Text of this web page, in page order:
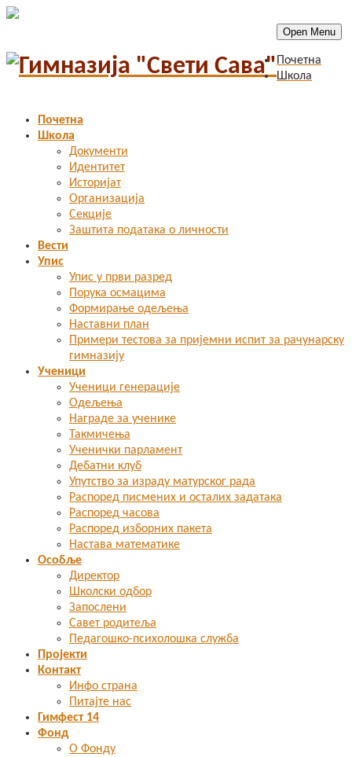
Почетна
Школа
Документи
Идентитет
Историјат
Организација
Секције
Заштита података о личности
Вести
Упис
Упис у први разред
Порука осмацима
Формирање одељења
Наставни план
Примери тестова за пријемни испит за рачунарску
гимназију
Ученици
Ученици генерације
Одељења
Награде за ученике
Такмичења
Ученички парламент
Дебатни клуб
Упутство за израду матурског рада
Распоред писмених и осталих задатака
Распоред часова
Распоред изборних пакета
Настава математике
Особље
Директор
Школски одбор
Запослени
Савет родитеља
Педагошко-психолошка служба
Пројекти
Контакт
Инфо страна
Питајте нас
Гимфест 14
Фонд
О Фонду
Open Menu
Почетна
Школа